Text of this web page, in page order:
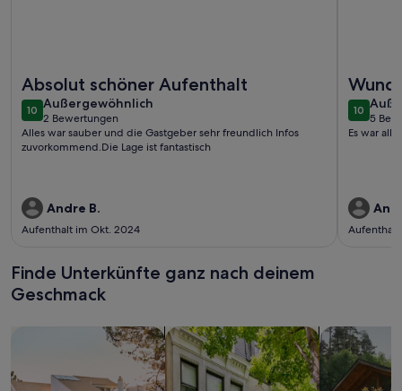
Absolut schöner Aufenthalt
1010 von 10
Außergewöhnlich
außergewöhnlich
2 Bewertungen
(2
bewertungen)
Alles war sauber und die Gastgeber sehr freundlich Infos
zuvorkommend.Die Lage ist fantastisch
Andre B.
Aufenthalt im Okt. 2024
1010 von
5
(5
Es war
Finde Unterkünfte ganz nach deinem
Geschmack
Suche nach FerienhäusernSuche nach Ferienwohnungen oder
Suche nach